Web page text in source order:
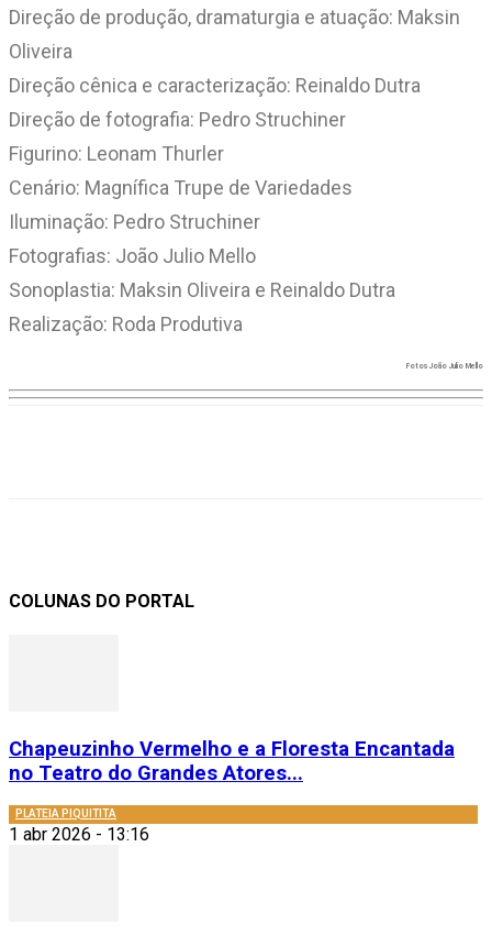
Direção de produção, dramaturgia e atuação: Maksin
Oliveira
Direção cênica e caracterização: Reinaldo Dutra
Direção de fotografia: Pedro Struchiner
Figurino: Leonam Thurler
Cenário: Magnífica Trupe de Variedades
Iluminação: Pedro Struchiner
Fotografias: João Julio Mello
Sonoplastia: Maksin Oliveira e Reinaldo Dutra
Realização: Roda Produtiva
Fotos João Julio Mello
COLUNAS DO PORTAL
Chapeuzinho Vermelho e a Floresta Encantada
no Teatro do Grandes Atores...
PLATEIA PIQUITITA
1 abr 2026 - 13:16